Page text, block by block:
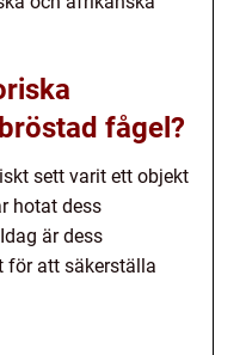
fågel?
sett varit ett objekt
hotat dess
är dess
för att säkerställa